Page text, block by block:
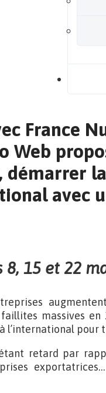
France
Web
démarrer
avec
8, 15 et 22
massives en
l’international pour
retard par